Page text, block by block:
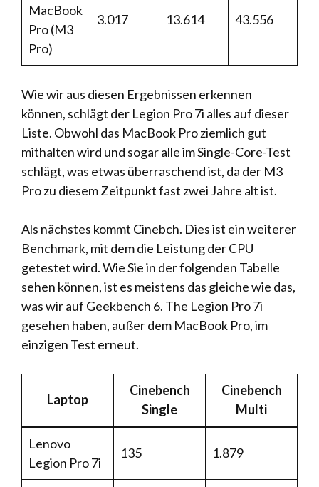
MacBook
Pro (M3
Pro)
3.017 13.614 43.556
Wie wir aus diesen Ergebnissen erkennen
können, schlägt der Legion Pro 7i alles auf dieser
Liste. Obwohl das MacBook Pro ziemlich gut
mithalten wird und sogar alle im Single-Core-Test
schlägt, was etwas überraschend ist, da der M3
Pro zu diesem Zeitpunkt fast zwei Jahre alt ist.
Als nächstes kommt Cinebch. Dies ist ein weiterer
Benchmark, mit dem die Leistung der CPU
getestet wird. Wie Sie in der folgenden Tabelle
sehen können, ist es meistens das gleiche wie das,
was wir auf Geekbench 6. The Legion Pro 7i
gesehen haben, außer dem MacBook Pro, im
einzigen Test erneut.
Laptop
Cinebench
Single
Cinebench
Multi
Lenovo
Legion Pro 7i
135 1.879